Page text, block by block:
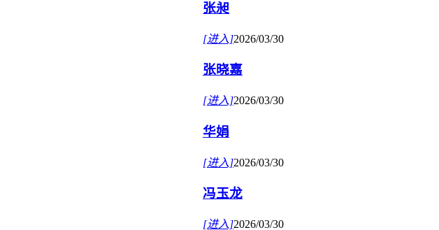
张昶
[进入]2026/03/30
张晓嘉
[进入]2026/03/30
华娟
[进入]2026/03/30
冯玉龙
[进入]2026/03/30